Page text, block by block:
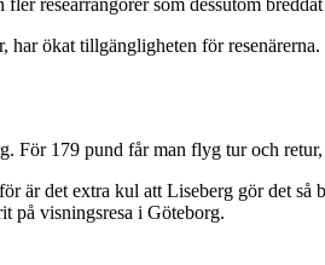
ökat tillgängligheten för
För 179 pund får man flyg tur och
är det extra kul att Liseberg gör det
på visningsresa i Göteborg.